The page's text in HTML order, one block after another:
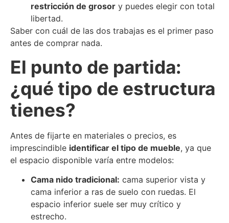
restricción de grosor y puedes elegir con total
libertad.
Saber con cuál de las dos trabajas es el primer paso
antes de comprar nada.
El punto de partida:
¿qué tipo de estructura
tienes?
Antes de fijarte en materiales o precios, es
imprescindible identificar el tipo de mueble, ya que
el espacio disponible varía entre modelos:
Cama nido tradicional: cama superior vista y
cama inferior a ras de suelo con ruedas. El
espacio inferior suele ser muy crítico y
estrecho.